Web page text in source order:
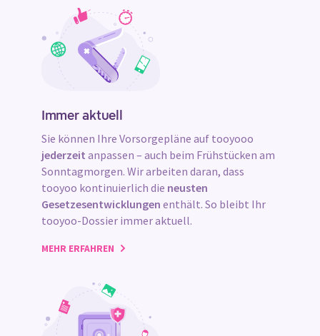
Immer aktuell
Sie können Ihre Vorsorgepläne auf tooyooo
jederzeit anpassen – auch beim Frühstücken am
Sonntagmorgen. Wir arbeiten daran, dass
tooyoo kontinuierlich die neusten
Gesetzesentwicklungen enthält. So bleibt Ihr
tooyoo-Dossier immer aktuell.
MEHR ERFAHREN